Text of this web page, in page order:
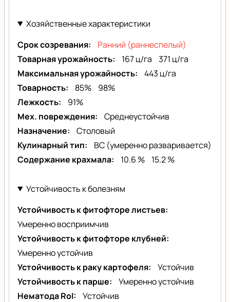
Хозяйственные характеристики
Срок созревания
Ранний (раннеспелый)
Товарная урожайность
167 ц/га
371 ц/га
Максимальная урожайность
443 ц/га
Товарность
85%
98%
Лежкость
91%
Мех. повреждения
Среднеустойчив
Назначение
Столовый
Кулинарный тип
BC (умеренно разваривается)
Содержание крахмала
10.6 % 15.2 %
Устойчивость к болезням
Устойчивость к фитофторе листьев
Умеренно восприимчив
Устойчивость к фитофторе клубней
Умеренно устойчив
Устойчивость к раку картофеля
Устойчив
Устойчивость к парше
Умеренно устойчив
Нематода RoI
Устойчив